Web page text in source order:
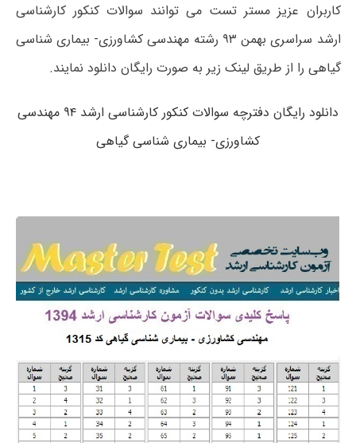
کاربران عزیز مستر تست می توانند سوالات کنکور کارشناسی
ارشد سراسری بهمن ۹۳ رشته مهندسی کشاورزی- بیماری شناسی
گیاهی را از طریق لینک زیر به صورت رایگان دانلود نمایند.
دانلود رایگان دفترچه سوالات کنکور کارشناسی ارشد ۹۴ مهندسی
کشاورزی- بیماری شناسی گیاهی